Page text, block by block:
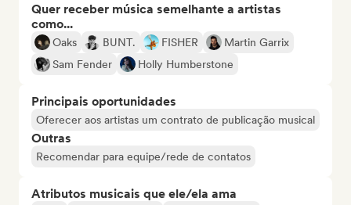
Quer receber música semelhante a artistas
como...
Oaks BUNT. FISHER
Martin Garrix
Sam Fender
Holly Humberstone
Principais oportunidades
Oferecer aos artistas um contrato de publicação musical
Outras
Recomendar para equipe/rede de contatos
Atributos musicais que ele/ela ama